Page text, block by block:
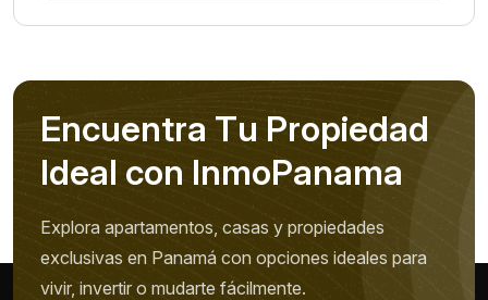
Encuentra Tu Propiedad
Ideal con InmoPanama
Explora apartamentos, casas y propiedades
exclusivas en Panamá con opciones ideales para
vivir, invertir o mudarte fácilmente.